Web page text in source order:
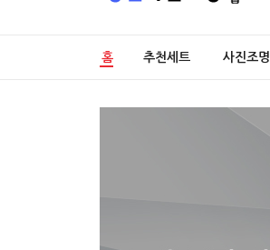
홈 추천세트 사진조명